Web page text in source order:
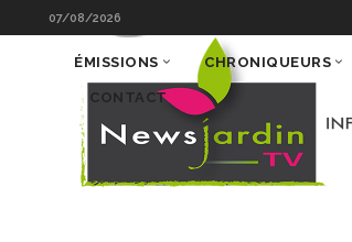
07/08/2026
ÉMISSIONS CHRONIQUEURS
CONTACT